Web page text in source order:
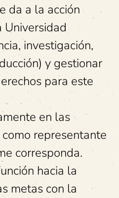
da a la acción
Universidad
investigación,
y gestionar
para este
en las
representante
corresponda.
hacia la
metas con la